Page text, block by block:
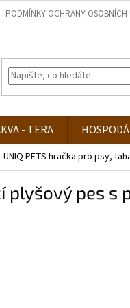
PODMÍNKY OCHRANY OSOBNÍCH
- TERA
UNIQ PETS hračka pro psy,
plyšový pes s